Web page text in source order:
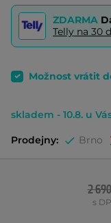
ZDARMA
Telly na 30
Možnost vrátit
skladem - 10.8. u
Prodejny: Brno
2
s